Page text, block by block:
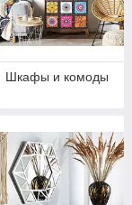
Шкафы и комоды